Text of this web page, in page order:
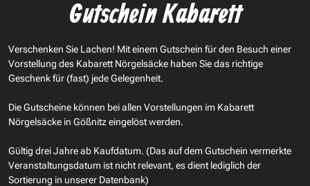
Gutschein Kabarett
Verschenken Sie Lachen! Mit einem Gutschein für den Besuch einer
Vorstellung des Kabarett Nörgelsäcke haben Sie das richtige
Geschenk für (fast) jede Gelegenheit.
Die Gutscheine können bei allen Vorstellungen im Kabarett
Nörgelsäcke in Gößnitz eingelöst werden.
Gültig drei Jahre ab Kaufdatum. (Das auf dem Gutschein vermerkte
Veranstaltungsdatum ist nicht relevant, es dient lediglich der
Sortierung in unserer Datenbank)